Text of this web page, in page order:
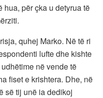
hua, për çka u detyrua të
quhej Marko. Në të ri
lufte dhe kishte
në vende të
fiset e krishtera. Dhe, në
së tij unë ia dedikoj